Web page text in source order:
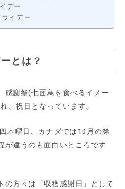
デー
イデー
とは？
感謝祭(七面鳥を食べるイメー
、祝日となっています。
木曜日、カナダでは10月の第
が違うのも面白いところです
の方々は「収穫感謝日」として